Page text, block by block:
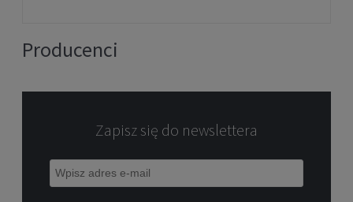
Producenci
Zapisz się do newslettera